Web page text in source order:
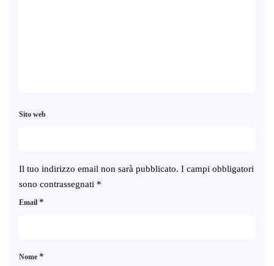
Il tuo indirizzo email non sarà pubblicato. I campi obbligatori
sono contrassegnati *
Nome *
Email *
Sito web